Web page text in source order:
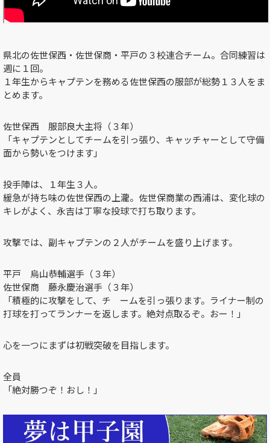
県北の佐世保西・佐世保商・平戸の３校連合チーム。合同練習は
週に１回。
１年生からキャプテンを務める佐世保西の服部が総勢１３人をま
とめます。
佐世保西 服部良大主将（３年）
「キャプテンとしてチームを引っ張り、キャッチャーとして守備
面から勢いをつけます」
投手陣は、１年生３人。
緩急が持ち味の佐世保西の上瀧。佐世保商業の西浦は、変化球の
キレがよく、永吉は丁寧な投球で打ち取ります。
攻撃では、副キャプテンの２人がチームを盛り上げます。
平戸 烏山恭輔選手（３年）
佐世保商 藤永慶治選手（３年）
「積極的に攻撃をして、チ ームを引っ張ります。ライナー制の
打球を打ってランナーを返します。絶対点取るぞ。おー！」
心を一つにまずは初戦突破を目指します。
全員
「絶対勝つぞ！おし！」